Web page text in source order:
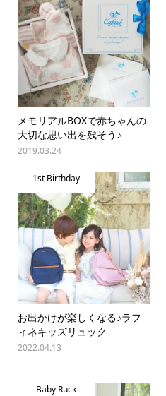
メモリアルBOXで赤ちゃんの
大切な思い出を残そう♪
2019.03.24
1st Birthday
お出かけが楽しくなる♪ラフ
ィネキッズリュック
2022.04.13
Baby Ruck